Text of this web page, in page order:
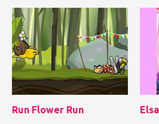
um...
Run Flower Run